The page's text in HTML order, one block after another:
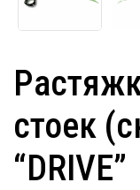
стоек
“DRIVE”